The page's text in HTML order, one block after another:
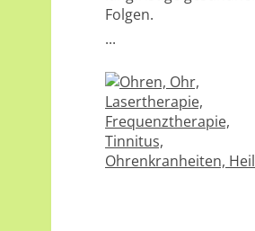
Folgen.
...